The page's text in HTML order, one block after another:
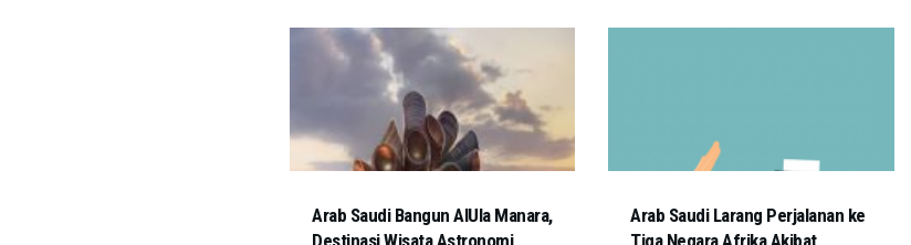
Arab Saudi Bangun AlUla Manara,
Arab Saudi Larang Perjalanan ke